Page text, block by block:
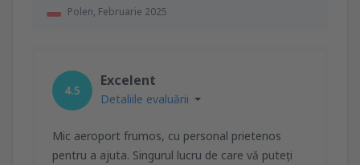
Polen, Februarie 2025
4.5
Excelent
Detaliile evaluării
Mic aeroport frumos, cu personal prietenos
pentru a ajuta. Singurul lucru de care vă puteți